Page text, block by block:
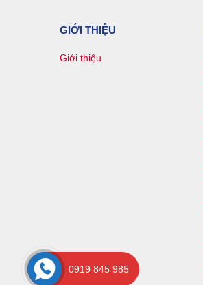
0919 845 985
GIỚI THIỆU
Giới thiệu